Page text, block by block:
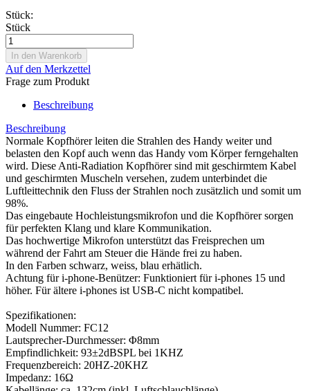
Stück:
Stück
Auf den Merkzettel
Frage zum Produkt
Beschreibung
Beschreibung
Normale Kopfhörer leiten die Strahlen des Handy weiter und
belasten den Kopf auch wenn das Handy vom Körper ferngehalten
wird. Diese Anti-Radiation Kopfhörer sind mit geschirmtem Kabel
und geschirmten Muscheln versehen, zudem unterbindet die
Luftleittechnik den Fluss der Strahlen noch zusätzlich und somit um
98%.
Das eingebaute Hochleistungsmikrofon und die Kopfhörer sorgen
für perfekten Klang und klare Kommunikation.
Das hochwertige Mikrofon unterstützt das Freisprechen um
während der Fahrt am Steuer die Hände frei zu haben.
In den Farben schwarz, weiss, blau erhätlich.
Achtung für i-phone-Benützer: Funktioniert für i-phones 15 und
höher. Für ältere i-phones ist USB-C nicht kompatibel.
Spezifikationen:
Modell Nummer: FC12
Lautsprecher-Durchmesser: Φ8mm
Empfindlichkeit: 93±2dBSPL bei 1KHZ
Frequenzbereich: 20HZ-20KHZ
Impedanz: 16Ω